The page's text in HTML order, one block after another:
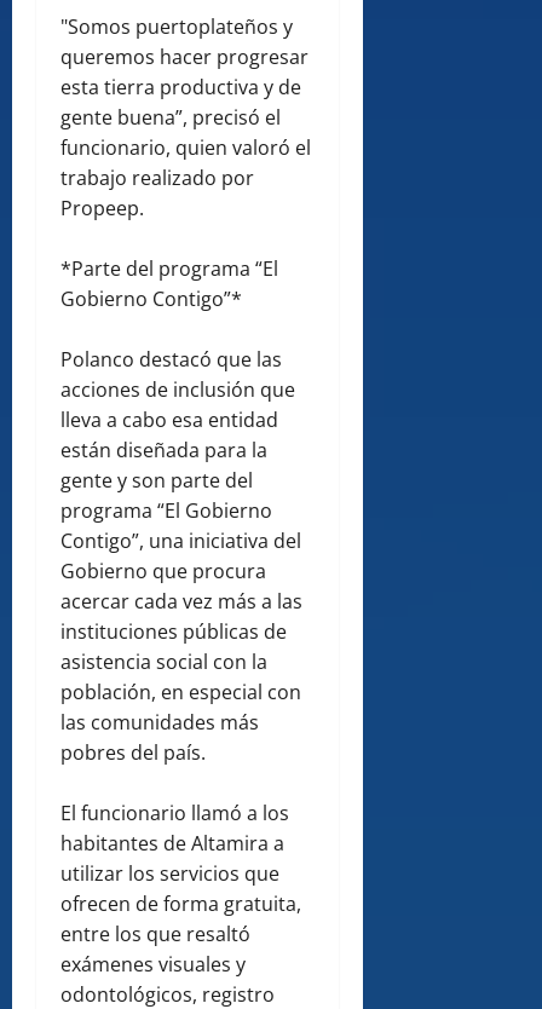
"Somos puertoplateños y
queremos hacer progresar
esta tierra productiva y de
gente buena”, precisó el
funcionario, quien valoró el
trabajo realizado por
Propeep.
*Parte del programa “El
Gobierno Contigo”*
Polanco destacó que las
acciones de inclusión que
lleva a cabo esa entidad
están diseñada para la
gente y son parte del
programa “El Gobierno
Contigo”, una iniciativa del
Gobierno que procura
acercar cada vez más a las
instituciones públicas de
asistencia social con la
población, en especial con
las comunidades más
pobres del país.
El funcionario llamó a los
habitantes de Altamira a
utilizar los servicios que
ofrecen de forma gratuita,
entre los que resaltó
exámenes visuales y
odontológicos, registro